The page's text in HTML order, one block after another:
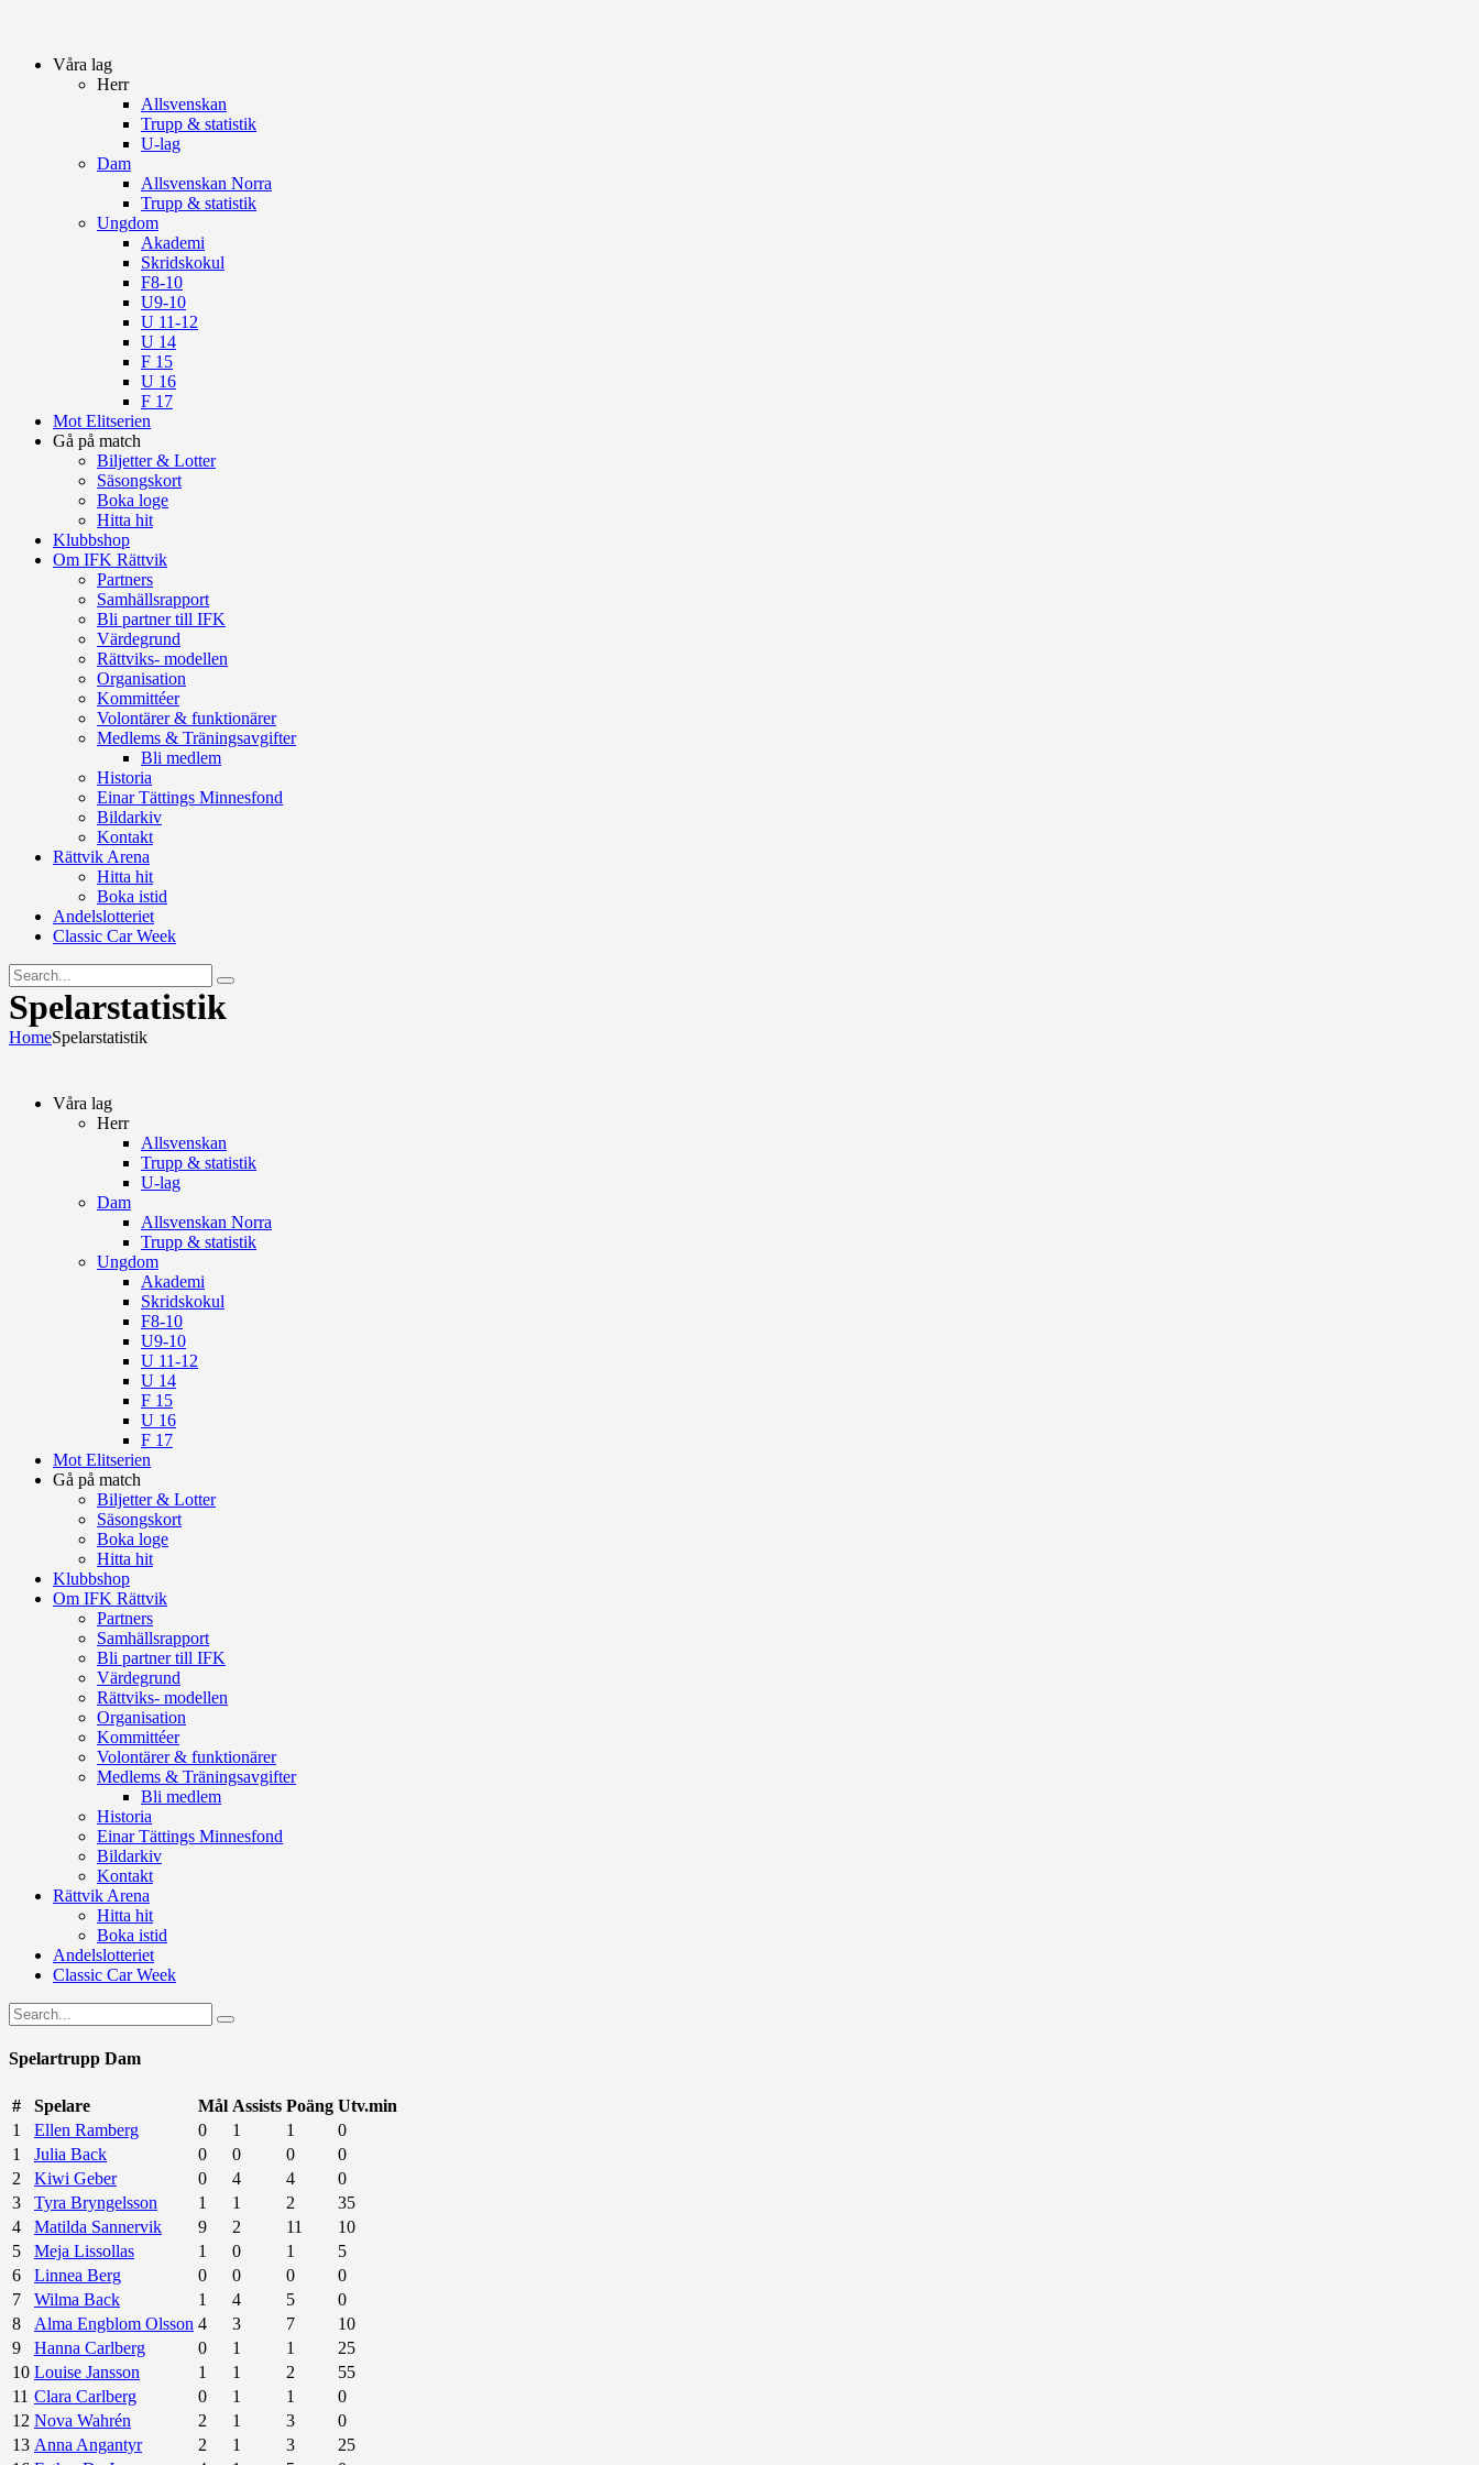
Våra lag
Herr
Allsvenskan
Trupp & statistik
U-lag
Dam
Allsvenskan Norra
Trupp & statistik
Ungdom
Akademi
Skridskokul
F8-10
U9-10
U 11-12
U 14
F 15
U 16
F 17
Mot Elitserien
Gå på match
Biljetter & Lotter
Säsongskort
Boka loge
Hitta hit
Klubbshop
Om IFK Rättvik
Partners
Samhällsrapport
Bli partner till IFK
Värdegrund
Rättviks- modellen
Organisation
Kommittéer
Volontärer & funktionärer
Medlems & Träningsavgifter
Bli medlem
Historia
Einar Tättings Minnesfond
Bildarkiv
Kontakt
Rättvik Arena
Hitta hit
Boka istid
Andelslotteriet
Classic Car Week
Spelarstatistik
HomeSpelarstatistik
Våra lag
Herr
Allsvenskan
Trupp & statistik
U-lag
Dam
Allsvenskan Norra
Trupp & statistik
Ungdom
Akademi
Skridskokul
F8-10
U9-10
U 11-12
U 14
F 15
U 16
F 17
Mot Elitserien
Gå på match
Biljetter & Lotter
Säsongskort
Boka loge
Hitta hit
Klubbshop
Om IFK Rättvik
Partners
Samhällsrapport
Bli partner till IFK
Värdegrund
Rättviks- modellen
Organisation
Kommittéer
Volontärer & funktionärer
Medlems & Träningsavgifter
Bli medlem
Historia
Einar Tättings Minnesfond
Bildarkiv
Kontakt
Rättvik Arena
Hitta hit
Boka istid
Andelslotteriet
Classic Car Week
Spelartrupp Dam
# Spelare Mål Assists Poäng Utv.min
1
Ellen Ramberg 0 1 1
0
1
Julia Back 0 0 0
0
2
Kiwi Geber 0 4 4
0
3
Tyra Bryngelsson 1 1 2
35
4
Matilda Sannervik 9 2 11
10
5
Meja Lissollas 1 0 1
5
6
Linnea Berg 0 0 0
0
7
Wilma Back 1 4 5
0
8
Alma Engblom Olsson 4 3 7
10
9
Hanna Carlberg 0 1 1
25
10 Louise Jansson 1 1 2
55
11 Clara Carlberg 0 1 1
0
12 Nova Wahrén 2 1 3
0
13 Anna Angantyr 2 1 3
25